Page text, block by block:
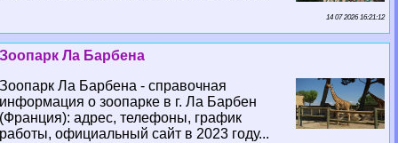
14 07 2026 16:21:12
Зоопарк Ла Барбена
Зоопарк Ла Барбена - справочная
информация о зоопарке в г. Ла Барбен
(Франция): адрес, телефоны, график
работы, официальный сайт в 2023 году...